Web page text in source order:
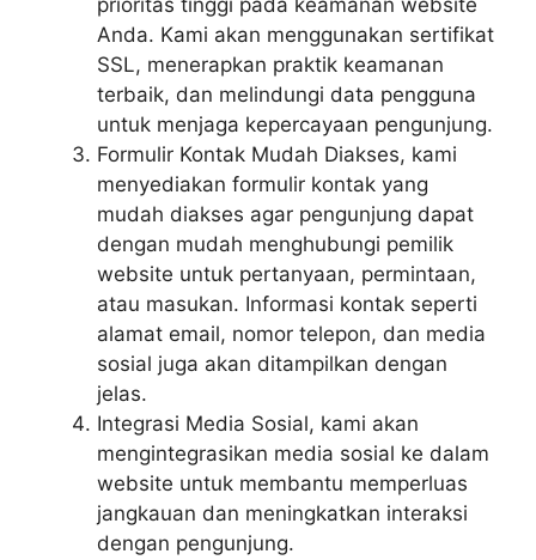
prioritas tinggi pada keamanan website
Anda. Kami akan menggunakan sertifikat
SSL, menerapkan praktik keamanan
terbaik, dan melindungi data pengguna
untuk menjaga kepercayaan pengunjung.
Formulir Kontak Mudah Diakses, kami
menyediakan formulir kontak yang
mudah diakses agar pengunjung dapat
dengan mudah menghubungi pemilik
website untuk pertanyaan, permintaan,
atau masukan. Informasi kontak seperti
alamat email, nomor telepon, dan media
sosial juga akan ditampilkan dengan
jelas.
Integrasi Media Sosial, kami akan
mengintegrasikan media sosial ke dalam
website untuk membantu memperluas
jangkauan dan meningkatkan interaksi
dengan pengunjung.